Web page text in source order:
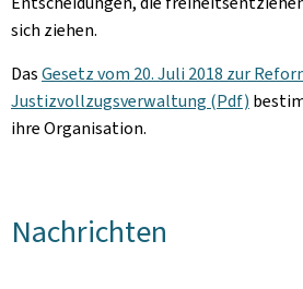
sich ziehen.
DasGesetz vom 20. Juli 2018 zur
Justizvollzugsverwaltung (Pdf)
ihre Organisation.
Nachrichten